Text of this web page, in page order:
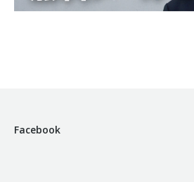
Facebook